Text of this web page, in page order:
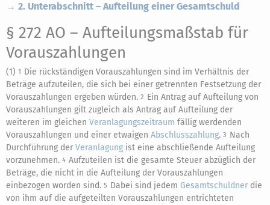
→ 2. Unterabschnitt – Aufteilung einer Gesamtschuld
§ 272 AO – Aufteilungsmaßstab für
Vorauszahlungen
(1) 1 Die rückständigen Vorauszahlungen sind im Verhältnis der
Beträge aufzuteilen, die sich bei einer getrennten Festsetzung der
Vorauszahlungen ergeben würden. 2 Ein Antrag auf Aufteilung von
Vorauszahlungen gilt zugleich als Antrag auf Aufteilung der
weiteren im gleichen Veranlagungszeitraum fällig werdenden
Vorauszahlungen und einer etwaigen Abschlusszahlung. 3 Nach
Durchführung der Veranlagung ist eine abschließende Aufteilung
vorzunehmen. 4 Aufzuteilen ist die gesamte Steuer abzüglich der
Beträge, die nicht in die Aufteilung der Vorauszahlungen
einbezogen worden sind. 5 Dabei sind jedem Gesamtschuldner die
von ihm auf die aufgeteilten Vorauszahlungen entrichteten